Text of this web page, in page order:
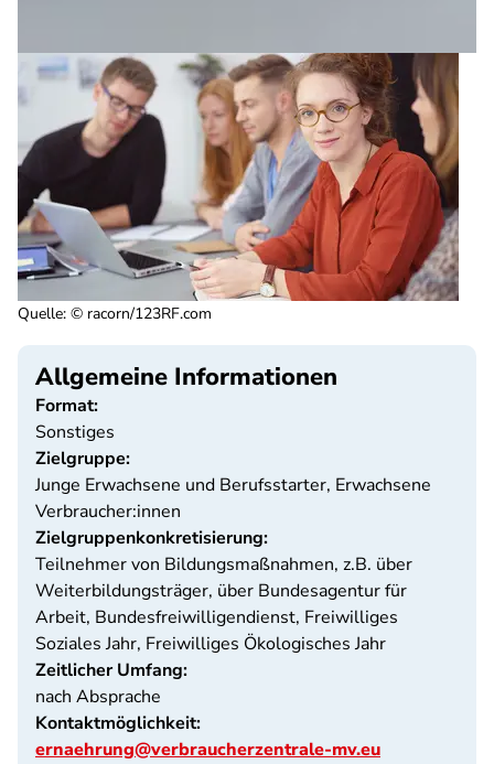
Quelle: © racorn/123RF.com
Allgemeine Informationen
Format:
Sonstiges
Zielgruppe:
Junge Erwachsene und Berufsstarter, Erwachsene
Verbraucher:innen
Zielgruppenkonkretisierung:
Teilnehmer von Bildungsmaßnahmen, z.B. über
Weiterbildungsträger, über Bundesagentur für
Arbeit, Bundesfreiwilligendienst, Freiwilliges
Soziales Jahr, Freiwilliges Ökologisches Jahr
Zeitlicher Umfang:
nach Absprache
Kontaktmöglichkeit:
ernaehrung@verbraucherzentrale-mv.eu